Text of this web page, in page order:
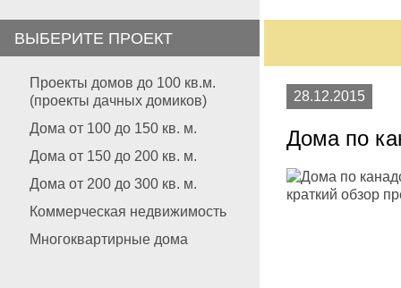
ВЫБЕРИТЕ ПРОЕКТ
Проекты домов до 100 кв.м.
(проекты дачных домиков)
Дома от 100 до 150 кв. м.
Дома от 150 до 200 кв. м.
Дома от 200 до 300 кв. м.
Коммерческая недвижимость
Многоквартирные дома
28.12.2015
Дома по